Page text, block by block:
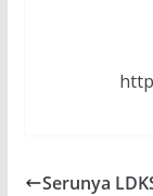
Serunya